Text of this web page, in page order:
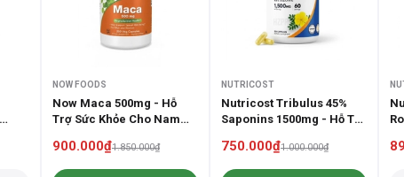
Hàm lượng tối ưu
(Cholecalciferol)
Vitamin E (d-Alpha
Tocopherol)
NOW FOODS
Now Maca 500mg - Hỗ
Trợ Sức Khỏe Cho Nam
900.000₫1.850.000₫
NUTRICOST
Nutricost Tribulus 45%
Saponins 1500mg - Hỗ Trợ
750.000₫1.000.000₫